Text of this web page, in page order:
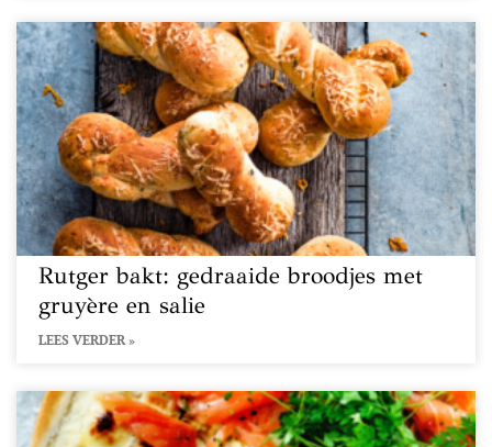
Rutger bakt: gedraaide broodjes met
gruyère en salie
LEES VERDER »